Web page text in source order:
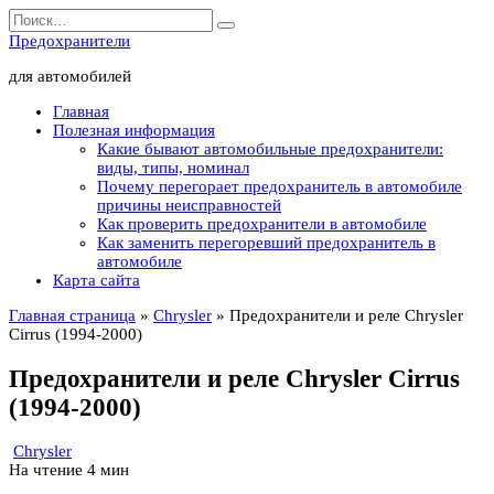
Перейти
к
содержанию
Search
for:
Предохранители
для автомобилей
Главная
Полезная информация
Какие бывают автомобильные предохранители:
виды, типы, номинал
Почему перегорает предохранитель в автомобиле
причины неисправностей
Как проверить предохранители в автомобиле
Как заменить перегоревший предохранитель в
автомобиле
Карта сайта
Главная страница » Chrysler » Предохранители и реле Chrysler
Cirrus (1994-2000)
Предохранители и реле Chrysler Cirrus
(1994-2000)
Chrysler
На чтение 4 мин